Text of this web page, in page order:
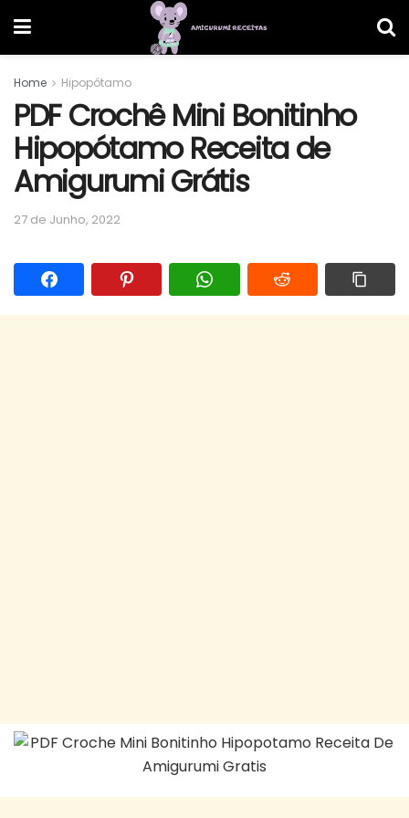
Home Hipopótamo
PDF Crochê Mini Bonitinho
Hipopótamo Receita de
Amigurumi Grátis
27 de Junho, 2022